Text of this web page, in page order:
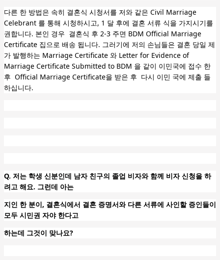
다른 한 방법은 속히 결혼식 시청서를 저와 같은 Civil Marriage
Celebrant 를 통해 시청하시고, 1 달 후에 결혼 서류 식을 가지시기를
권합니다. 본인 경우 결혼식 후 2-3 주면 BDM Official Marriage
Certificate 집으로 배송 됩니다. 그러기에 저의 손님들은 결혼 당일 제
가 발행하는 Marriage Certificate 와 Letter for Evidence of
Marriage Certificate Submitted to BDM 을 같이 이민국에 접수 한
후 Official Marriage Certificate을 받은 후 다시 이민 국에 제출 들
하십니다.
Q. 저는 학생 신분인데 남자 친구의 졸업 비자와 함께 비자 신청을 하
려고 해요. 그런데 아는
지인 한 분이, 결혼식에서 결혼 증명서와 다른 서류에 사인할 증인들이
모두 시민권 자야 한다고
하는데 그것이 맞나요?